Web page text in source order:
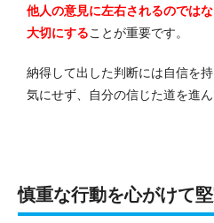
他人の意見に左右されるのでは
大切にすることが重要です。
納得して出した判断には自信を
気にせず、自分の信じた道を進ん
慎重な行動を心がけて